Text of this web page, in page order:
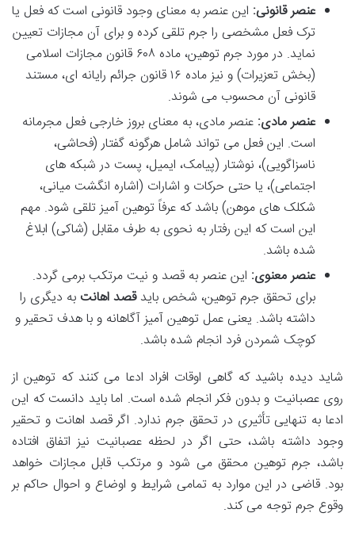
عنصر قانونی: این عنصر به معنای وجود قانونی است که فعل یا
ترک فعل مشخصی را جرم تلقی کرده و برای آن مجازات تعیین
نماید. در مورد جرم توهین، ماده ۶۰۸ قانون مجازات اسلامی
(بخش تعزیرات) و نیز ماده ۱۶ قانون جرائم رایانه ای، مستند
قانونی آن محسوب می شوند.
عنصر مادی: عنصر مادی، به معنای بروز خارجی فعل مجرمانه
است. این فعل می تواند شامل هرگونه گفتار (فحاشی،
ناسزاگویی)، نوشتار (پیامک، ایمیل، پست در شبکه های
اجتماعی)، یا حتی حرکات و اشارات (اشاره انگشت میانی،
شکلک های موهن) باشد که عرفاً توهین آمیز تلقی شود. مهم
این است که این رفتار به نحوی به طرف مقابل (شاکی) ابلاغ
شده باشد.
عنصر معنوی: این عنصر به قصد و نیت مرتکب برمی گردد.
برای تحقق جرم توهین، شخص بایدقصد اهانت به دیگری را
داشته باشد. یعنی عمل توهین آمیز آگاهانه و با هدف تحقیر و
کوچک شمردن فرد انجام شده باشد.
شاید دیده باشید که گاهی اوقات افراد ادعا می کنند که توهین از
روی عصبانیت و بدون فکر انجام شده است. اما باید دانست که این
ادعا به تنهایی تأثیری در تحقق جرم ندارد. اگر قصد اهانت و تحقیر
وجود داشته باشد، حتی اگر در لحظه عصبانیت نیز اتفاق افتاده
باشد، جرم توهین محقق می شود و مرتکب قابل مجازات خواهد
بود. قاضی در این موارد به تمامی شرایط و اوضاع و احوال حاکم بر
وقوع جرم توجه می کند.